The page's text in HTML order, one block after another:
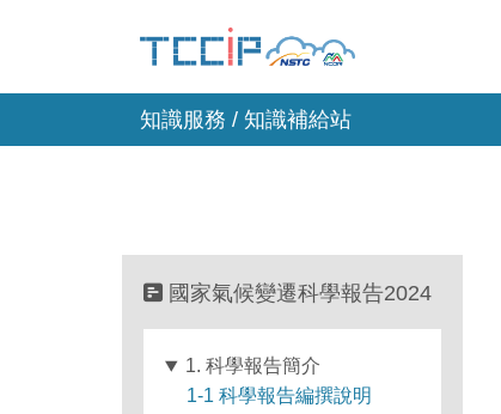
知識服務 / 知識補給站
國家氣候變遷科學報告2024
1. 科學報告簡介
1-1 科學報告編撰說明